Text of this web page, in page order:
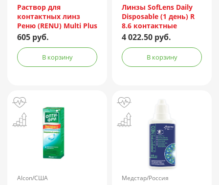
Incorporated/Италия
Раствор для
контактных линз
Реню (RENU) Multi Plus
360мл + контейнер
605 руб.
В корзину
Линзы SofLens Daily
Disposable (1 день) R
8.6 контактные
мягкие корриг. -1,50
4 022.50 руб.
В корзину
Alcon/США Медстар/Россия